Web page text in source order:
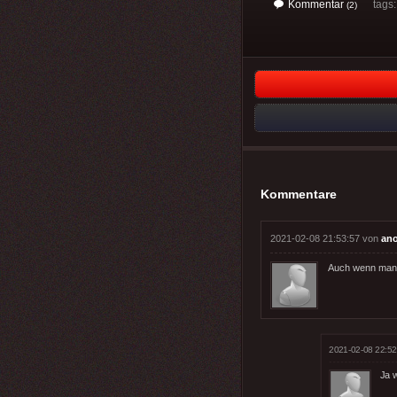
Kommentar (2)
Kommentare
2021-02-08 21:53:57 von
Auch wenn
2021-02-08
Ja